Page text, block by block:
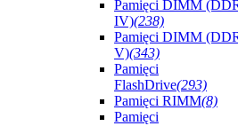
Pamięci DIMM
IV)(238)
Pamięci DIMM
V)(343)
Pamięci
FlashDrive(293)
Pamięci RIMM(8)
Pamięci